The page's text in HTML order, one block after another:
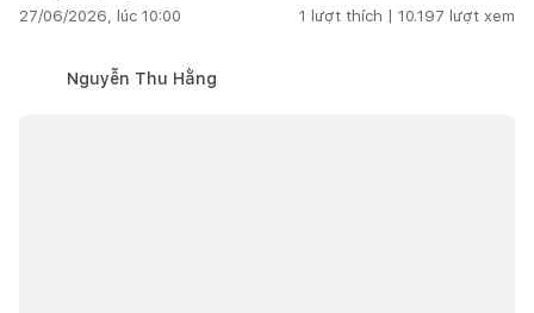
27/06/2026, lúc 10:00 1 lượt thích | 10.197 lượt xem
Nguyễn Thu Hằng